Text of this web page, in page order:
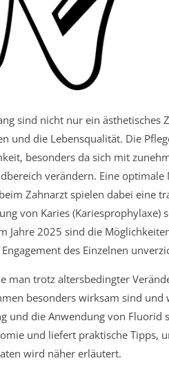
sind nicht nur ein
und die Lebensqualität. Die
besonders da sich mit
verändern. Eine
Zahnarzt spielen dabei eine
von Karies (Kariesprophylaxe)
Jahre 2025 sind die
des Einzelnen
man trotz altersbedingter
besonders wirksam sind
und die Anwendung von
und liefert praktische Tipps,
wird näher erläutert.